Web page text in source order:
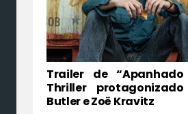
Trailer de
Thriller
Butler e Zoë Kravitz